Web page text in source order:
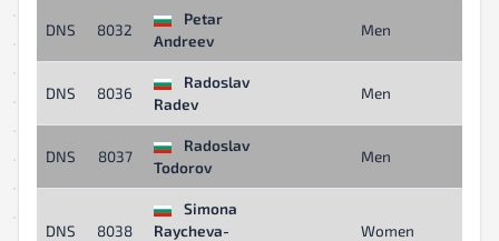
DNS 8032
Petar
Andreev
Men
DNS 8036
Radoslav
Radev
Men
DNS 8037
Radoslav
Todorov
Men
DNS 8038
Simona
Raycheva-
Women